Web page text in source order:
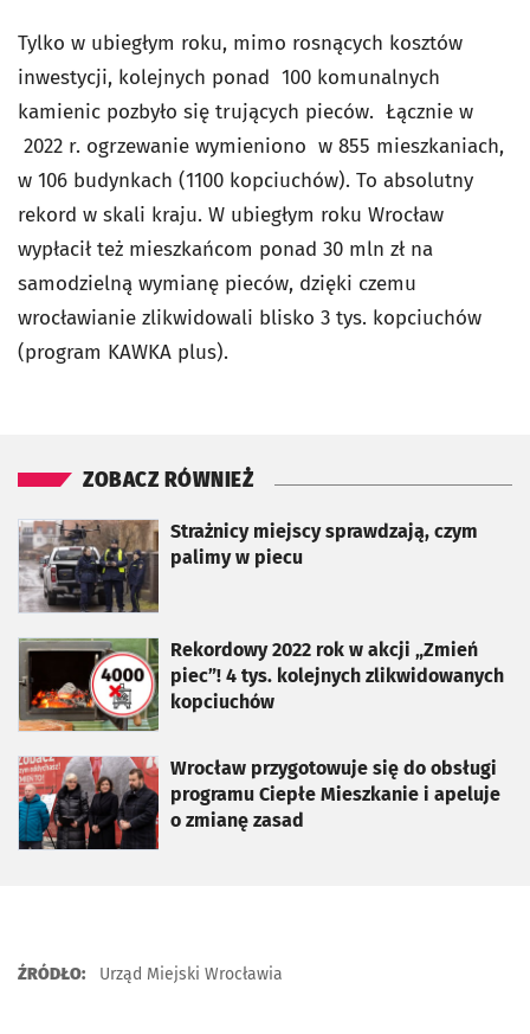
Tylko w ubiegłym roku, mimo rosnących kosztów
inwestycji, kolejnych ponad 100 komunalnych
kamienic pozbyło się trujących pieców. Łącznie w
2022 r. ogrzewanie wymieniono w 855 mieszkaniach,
w 106 budynkach (1100 kopciuchów). To absolutny
rekord w skali kraju. W ubiegłym roku Wrocław
wypłacił też mieszkańcom ponad 30 mln zł na
samodzielną wymianę pieców, dzięki czemu
wrocławianie zlikwidowali blisko 3 tys. kopciuchów
(program KAWKA plus).
ZOBACZ RÓWNIEŻ
Strażnicy miejscy sprawdzają, czym
palimy w piecu
otworzy się w nowej karcie
Rekordowy 2022 rok w akcji „Zmień
piec”! 4 tys. kolejnych zlikwidowanych
kopciuchów
otworzy się w nowej karcie
Wrocław przygotowuje się do obsługi
programu Ciepłe Mieszkanie i apeluje
o zmianę zasad
otworzy się w nowej karcie
ŹRÓDŁO: Urząd Miejski Wrocławia